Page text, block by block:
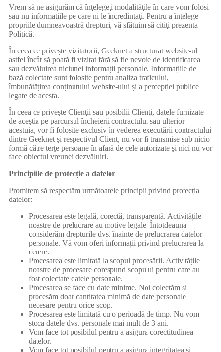
Vrem să ne asigurăm că înţelegeţi modalităţile în care vom folosi
sau nu informaţiile pe care ni le încredinţaţi. Pentru a înţelege
propriile dumneavoastră drepturi, vă sfătuim să citiţi prezenta
Politică.
În ceea ce privește vizitatorii, Geeknet a structurat website-ul
astfel încât să poată fi vizitat fără să fie nevoie de identificarea
sau dezvăluirea niciunei informații personale. Informațiile de
bază colectate sunt folosite pentru analiza traficului,
îmbunătățirea conținutului website-ului și a percepției publice
legate de acesta.
În ceea ce priveşte Clienţii sau posibilii Clienţi, datele furnizate
de aceştia pe parcursul încheierii contractului sau ulterior
acestuia, vor fi folosite exclusiv în vederea executării contractului
dintre Geeknet şi respectivul Client, nu vor fi transmise sub nicio
formă către terţe persoane în afară de cele autorizate şi nici nu vor
face obiectul vreunei dezvăluiri.
Principiile de protecție a datelor
Promitem să respectăm următoarele principii privind protecția
datelor:
Procesarea este legală, corectă, transparentă. Activitățile
noastre de prelucrare au motive legale. Întotdeauna
considerăm drepturile dvs. înainte de prelucrarea datelor
personale. Vă vom oferi informații privind prelucrarea la
cerere.
Procesarea este limitată la scopul procesării. Activitățile
noastre de procesare corespund scopului pentru care au
fost colectate datele personale.
Procesarea se face cu date minime. Noi colectăm și
procesăm doar cantitatea minimă de date personale
necesare pentru orice scop.
Procesarea este limitată cu o perioadă de timp. Nu vom
stoca datele dvs. personale mai mult de 3 ani.
Vom face tot posibilul pentru a asigura corectitudinea
datelor.
Vom face tot posibilul pentru a asigura integritatea și